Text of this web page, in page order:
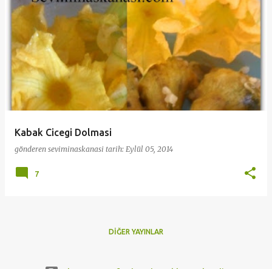
Kabak Cicegi Dolmasi
gönderen seviminaskanasi tarih: Eylül 05, 2014
7
DIĞER YAYINLAR